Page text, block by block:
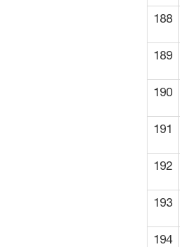
188
189
190
191
192
193
194